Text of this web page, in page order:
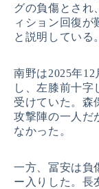
グの負傷とされ
ィション回復が
と説明している。
南野は2025年
し、左膝前十字
受けていた。森
攻撃陣の一人だ
なかった。
一方、冨安は負
ー入りした。長